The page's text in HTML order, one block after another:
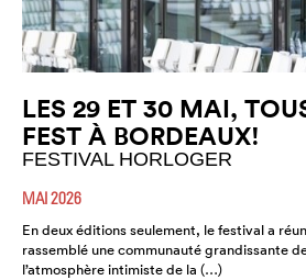
LES 29 ET 30 MAI,
FEST À BORDEAUX!
FESTIVAL HORLOGER
MAI 2026
En deux éditions seulement, le festival a
rassemblé une communauté grandissante
l’atmosphère intimiste de la (…)